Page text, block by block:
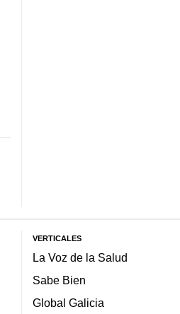
VERTICALES
La Voz de la Salud
Sabe Bien
Global Galicia